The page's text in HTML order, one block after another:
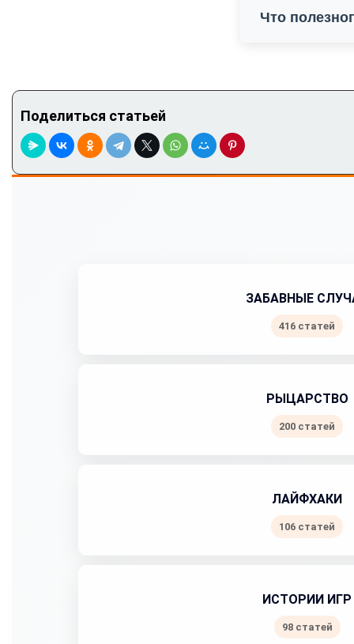
Что
Поделиться статьей
ЗАБАВНЫЕ
416 статей
РЫЦАРСТВО
200 статей
ЛАЙФХАКИ
106 статей
ИСТОРИИ ИГР
98 статей